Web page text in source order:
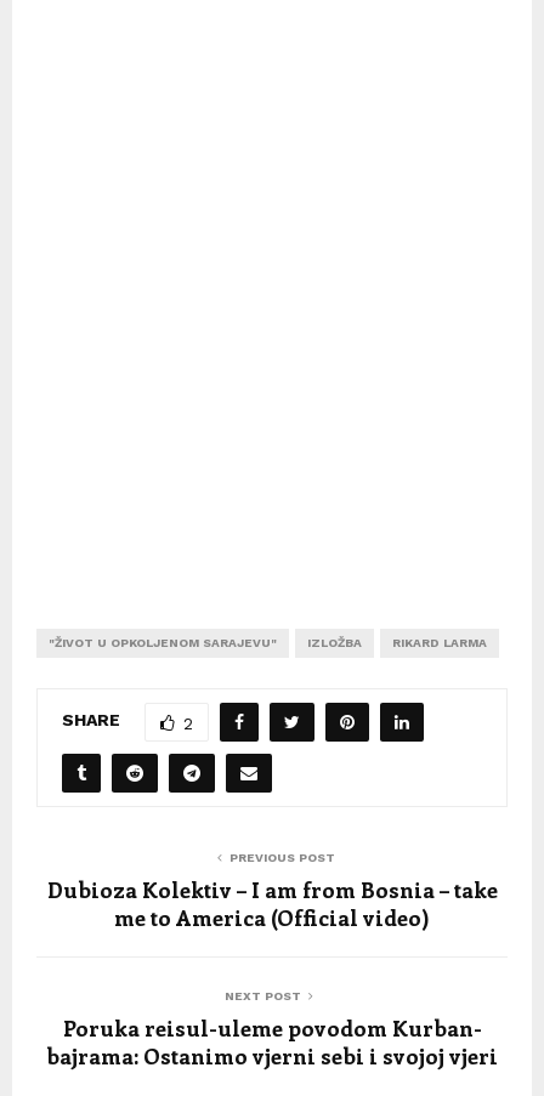
"ŽIVOT U OPKOLJENOM SARAJEVU" IZLOŽBA RIKARD LARMA
SHARE 2
PREVIOUS POST
Dubioza Kolektiv – I am from Bosnia – take
me to America (Official video)
NEXT POST
Poruka reisul-uleme povodom Kurban-
bajrama: Ostanimo vjerni sebi i svojoj vjeri